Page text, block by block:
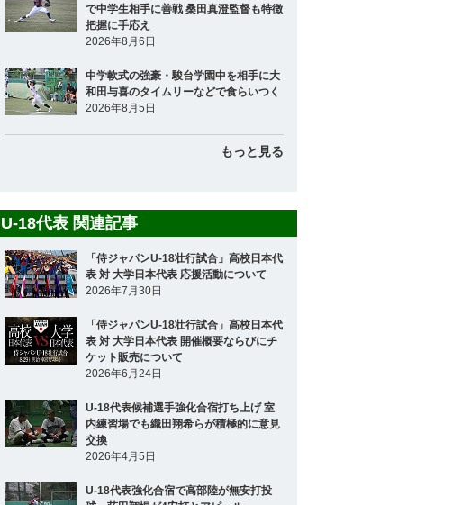
で中学生相手に善戦 桑田真澄監督も特徴
把握に手応え
2026年8月6日
中学軟式の強豪・駿台学園中を相手に大
和田与喜のタイムリーなどで食らいつく
2026年8月5日
もっと見る
U-18代表 関連記事
「侍ジャパンU-18壮行試合」高校日本代
表 対 大学日本代表 応援活動について
2026年7月30日
「侍ジャパンU-18壮行試合」高校日本代
表 対 大学日本代表 開催概要ならびにチ
ケット販売について
2026年6月24日
U-18代表候補選手強化合宿打ち上げ 室
内練習場でも織田翔希らが積極的に意見
交換
2026年4月5日
U-18代表強化合宿で高部陸が無安打投